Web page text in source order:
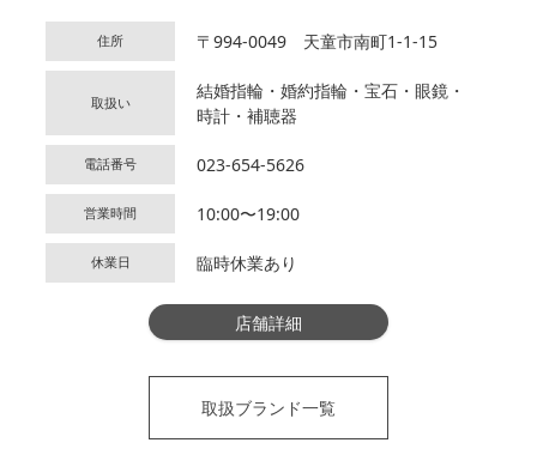
住所 〒994-0049 天童市南町1-1-15
取扱い
結婚指輪・婚約指輪・宝石・眼鏡・
時計・補聴器
電話番号 023-654-5626
営業時間 10:00〜19:00
休業日 臨時休業あり
店舗詳細
取扱ブランド一覧